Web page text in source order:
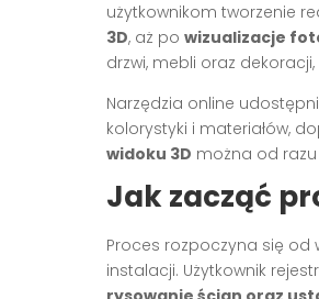
użytkownikom tworzenie
3D, aż po wizualizacje
drzwi, mebli oraz
Narzędzia online
kolorystyki i materiałów,
widoku 3D można od
Jak zacząć
Proces rozpoczyna się
instalacji. Użytkownik